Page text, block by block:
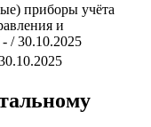
приборы учёта
и
- / 30.10.2025